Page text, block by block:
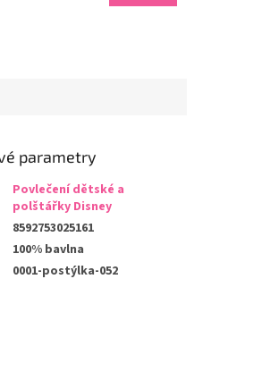
parametry
Povlečení dětské a
polštářky Disney
8592753025161
100% bavlna
0001-postýlka-052